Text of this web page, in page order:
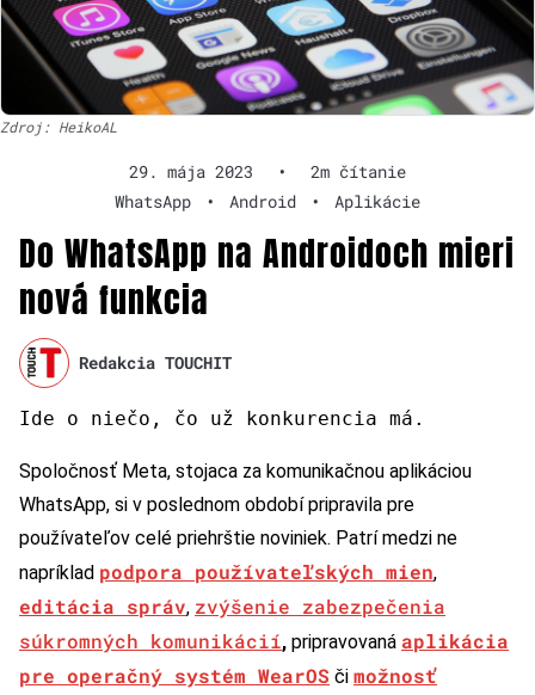
Zdroj: HeikoAL
29. mája 2023 •
2m čítanie
WhatsApp
• Android • Aplikácie
Do WhatsApp na Androidoch mieri
nová funkcia
Redakcia TOUCHIT
Ide o niečo, čo už konkurencia má.
Spoločnosť Meta, stojaca za komunikačnou aplikáciou
WhatsApp, si v poslednom období pripravila pre
používateľov celé priehrštie noviniek. Patrí medzi ne
napríklad podpora používateľských mien,
editácia správ, zvýšenie zabezpečenia
súkromných komunikácií, pripravovaná aplikácia
pre operačný systém WearOS či možnosť